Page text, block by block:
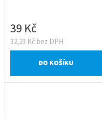
32,23 Kč bez DPH
39 Kč
DO KOŠÍKU